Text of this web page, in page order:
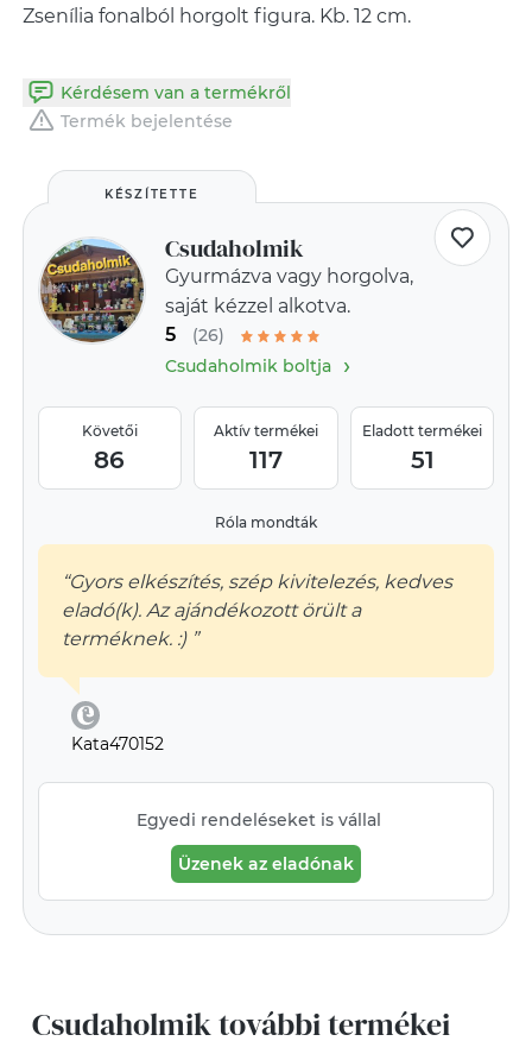
Zsenília fonalból horgolt figura. Kb. 12 cm.
Kérdésem van a termékről
Termék bejelentése
KÉSZÍTETTE
Csudaholmik
Gyurmázva vagy horgolva,
saját kézzel alkotva.
5
(26)
Csudaholmik boltja›
Követői
86
Aktív termékei
117
Eladott termékei
51
Róla mondták
“Gyors elkészítés, szép kivitelezés, kedves
eladó(k). Az ajándékozott örült a
terméknek. :) ”
Kata470152
Egyedi rendeléseket is vállal
Üzenek az eladónak
Csudaholmik további termékei